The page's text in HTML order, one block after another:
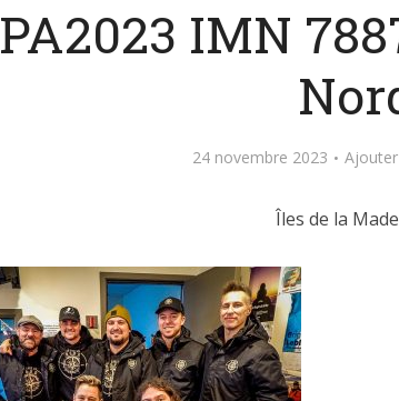
PA2023 IMN
24 novembre 2023
Îles de la